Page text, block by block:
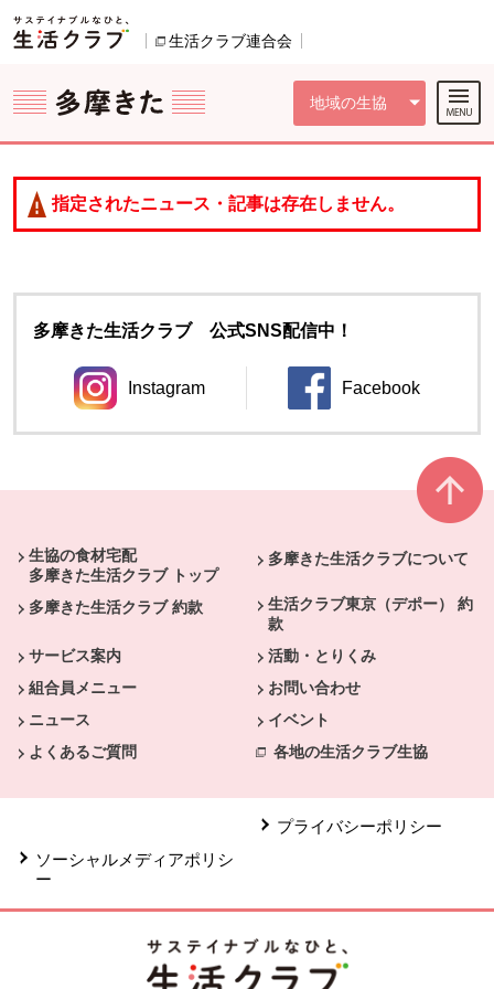
ページの先頭です。
生活クラブ連合会
地域の生協
ここからサイト内共通メニューです。
サイト内共通メニューをスキップする
サイト内共通メニューここまで。
指定されたニュース・記事は存在しません。
多摩きた生活クラブ 公式SNS配信中！
Instagram
別のウィンドウで開きます。
Facebook
別のウィンドウ
生協の食材宅配
多摩きた生活クラブ トップ
多摩きた生活クラブについて
多摩きた生活クラブ 約款
生活クラブ東京（デポー） 約
款
サービス案内
活動・とりくみ
組合員メニュー
お問い合わせ
ニュース
イベント
よくあるご質問
各地の生活クラブ生協
プライバシーポリシー
ソーシャルメディアポリシ
ー